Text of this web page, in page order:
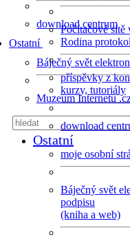
download centrum
Ostatní
Báječný svět
Muzeum Internetu
Počítačové sítě
Rodina
příspěvky z
kurzy, tutoriály
download
Ostatní
moje osobní
Báječný svět
podpisu
(kniha a web)